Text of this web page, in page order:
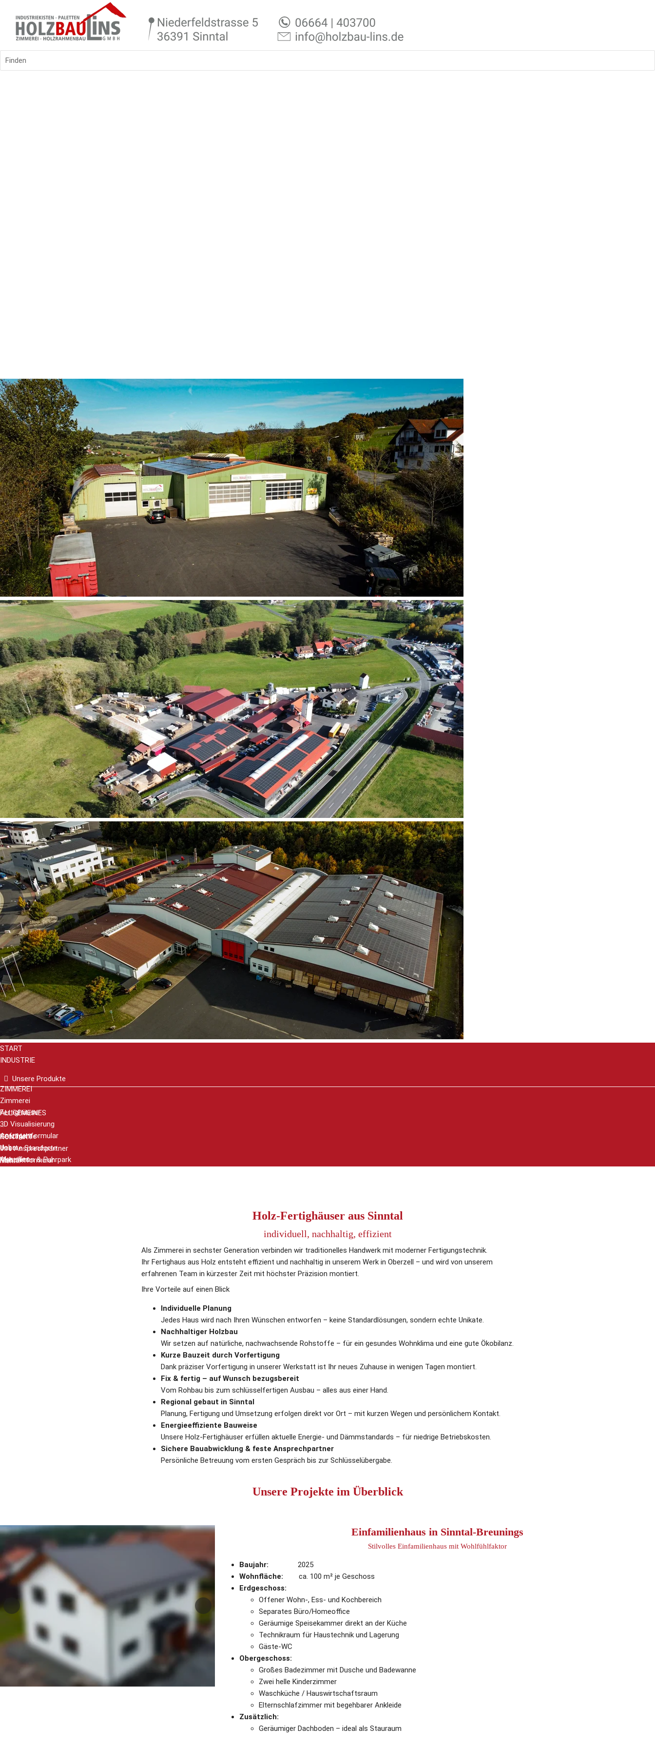
Finden
START
INDUSTRIE
Unsere Produkte
ZIMMEREI
Zimmerei
Fertighäuser
3D Visualisierung
Anfragenformular
Jobs
Aktuelles
ALLGEMEINES
...
Geschichte
Unsere Standorte
Maschinen & Fuhrpark
KONTAKT
Ihre Ansprechpartner
Kontaktformular
Mehr...
Holz-Fertighäuser aus Sinntal
individuell, nachhaltig, effizient
Als Zimmerei in sechster Generation verbinden wir traditionelles Handwerk mit moderner Fertigungstechnik.
Ihr Fertighaus aus Holz entsteht effizient und nachhaltig in unserem Werk in Oberzell – und wird von unserem
erfahrenen Team in kürzester Zeit mit höchster Präzision montiert.
Ihre Vorteile auf einen Blick
Individuelle Planung
Jedes Haus wird nach Ihren Wünschen entworfen – keine Standardlösungen, sondern echte Unikate.
Nachhaltiger Holzbau
Wir setzen auf natürliche, nachwachsende Rohstoffe – für ein gesundes Wohnklima und eine gute Ökobilanz.
Kurze Bauzeit durch Vorfertigung
Dank präziser Vorfertigung in unserer Werkstatt ist Ihr neues Zuhause in wenigen Tagen montiert.
Fix & fertig – auf Wunsch bezugsbereit
Vom Rohbau bis zum schlüsselfertigen Ausbau – alles aus einer Hand.
Regional gebaut in Sinntal
Planung, Fertigung und Umsetzung erfolgen direkt vor Ort – mit kurzen Wegen und persönlichem Kontakt.
Energieeffiziente Bauweise
Unsere Holz-Fertighäuser erfüllen aktuelle Energie- und Dämmstandards – für niedrige Betriebskosten.
Sichere Bauabwicklung & feste Ansprechpartner
Persönliche Betreuung vom ersten Gespräch bis zur Schlüsselübergabe.
Unsere Projekte im Überblick
Einfamilienhaus in Sinntal-Breunings
Stilvolles Einfamilienhaus mit Wohlfühlfaktor
Baujahr: 2025
Wohnfläche: ca. 100 m² je Geschoss
Erdgeschoss:
Offener Wohn-, Ess- und Kochbereich
Separates Büro/Homeoffice
Geräumige Speisekammer direkt an der Küche
Technikraum für Haustechnik und Lagerung
Gäste-WC
Obergeschoss:
Großes Badezimmer mit Dusche und Badewanne
Zwei helle Kinderzimmer
Waschküche / Hauswirtschaftsraum
Elternschlafzimmer mit begehbarer Ankleide
Zusätzlich:
Geräumiger Dachboden – ideal als Stauraum